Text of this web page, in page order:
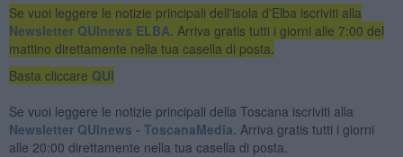
Se vuoi leggere le notizie principali dell'isola d'Elba iscriviti alla
Newsletter QUInews ELBA. Arriva gratis tutti i giorni alle 7:00 del
mattino direttamente nella tua casella di posta.
Basta cliccare QUI
Se vuoi leggere le notizie principali della Toscana iscriviti alla
Newsletter QUInews - ToscanaMedia. Arriva gratis tutti i giorni
alle 20:00 direttamente nella tua casella di posta.